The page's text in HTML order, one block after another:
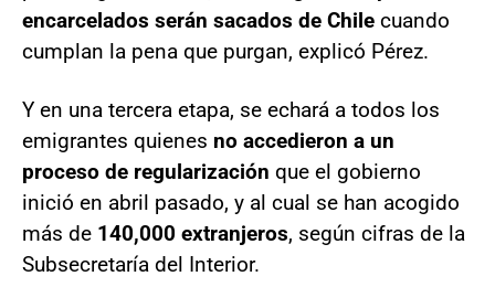
encarcelados serán sacados de Chile cuando
cumplan la pena que purgan, explicó Pérez.
Y en una tercera etapa, se echará a todos los
emigrantes quienes no accedieron a un
proceso de regularización que el gobierno
inició en abril pasado, y al cual se han acogido
más de 140,000 extranjeros, según cifras de la
Subsecretaría del Interior.